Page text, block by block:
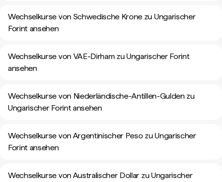
Wechselkurse von Schwedische Krone zu Ungarischer
Forint ansehen
Wechselkurse von VAE-Dirham zu Ungarischer Forint
ansehen
Wechselkurse von Niederländische-Antillen-Gulden zu
Ungarischer Forint ansehen
Wechselkurse von Argentinischer Peso zu Ungarischer
Forint ansehen
Wechselkurse von Australischer Dollar zu Ungarischer